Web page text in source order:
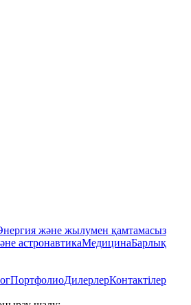
және жылумен қамтамасыз
астронавтикаМедицинаБарлық
ПортфолиоДилерлерКонтактілер